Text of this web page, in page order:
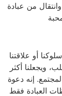
من عبادة
أو علاقتنا
ويجعلنا أكثر
إنه دعوة